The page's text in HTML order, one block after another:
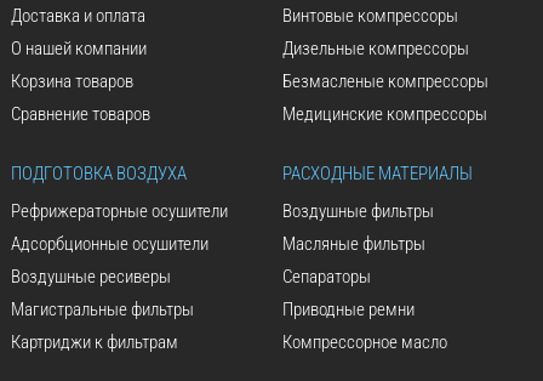
Доставка и оплата
О нашей компании
Корзина товаров
Сравнение товаров
Винтовые компрессоры
Дизельные компрессоры
Безмасленые компрессоры
Медицинские компрессоры
ПОДГОТОВКА ВОЗДУХА
Рефрижераторные осушители
Адсорбционные осушители
Воздушные ресиверы
Магистральные фильтры
Картриджи к фильтрам
РАСХОДНЫЕ МАТЕРИАЛЫ
Воздушные фильтры
Масляные фильтры
Сепараторы
Приводные ремни
Компрессорное масло